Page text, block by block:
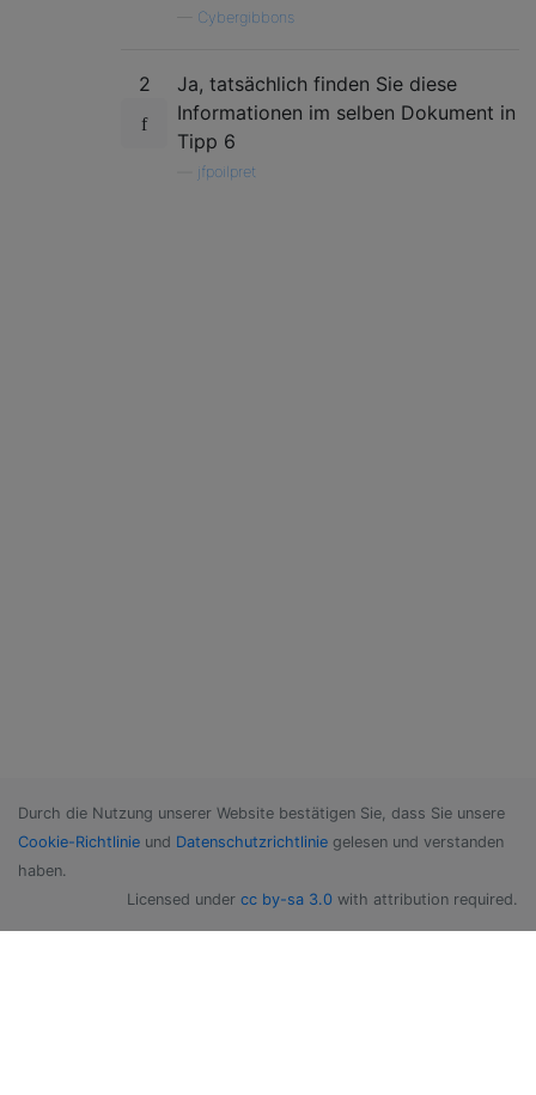
Cybergibbons
2
Ja, tatsächlich finden Sie diese
Informationen im selben Dokument in
Tipp 6
jfpoilpret
Durch die Nutzung unserer Website bestätigen Sie, dass Sie unsere
Cookie-Richtlinie und Datenschutzrichtlinie gelesen und verstanden
haben.
Licensed under cc by-sa 3.0 with attribution required.